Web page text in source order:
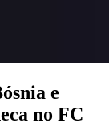
e
no FC